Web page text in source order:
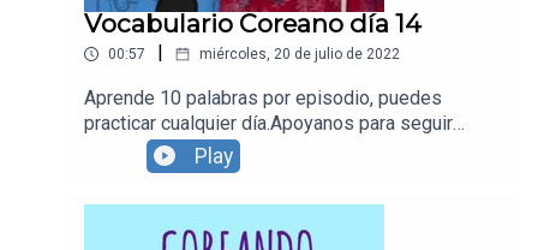
Vocabulario Coreano día 14
00:57 miércoles, 20 de julio de 2022
Aprende 10 palabras por episodio, puedes
practicar cualquier día.Apoyanos para seguir
creando contenido y continuar con
Coreando:https://supporter.acast.com/coreandoR
ecuerda seguirnos en todas nuestras redes
sociales! https://www.instagram.com/coreandola
Play